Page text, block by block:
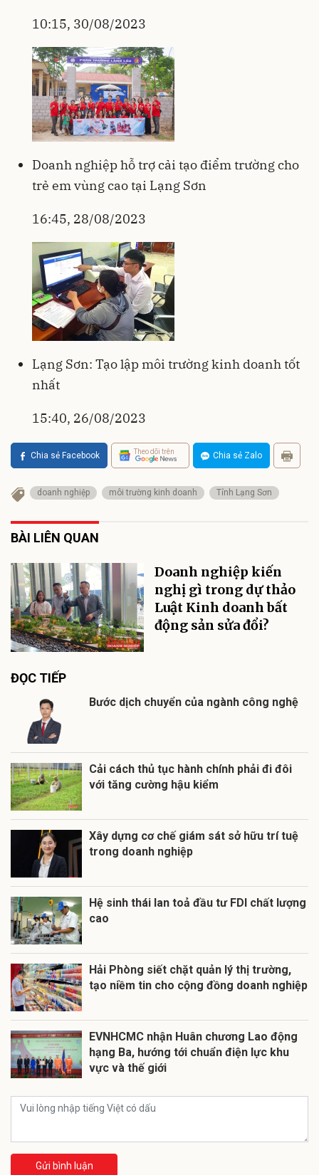
10:15, 30/08/2023
Doanh nghiệp hỗ trợ cải tạo điểm trường cho
trẻ em vùng cao tại Lạng Sơn
16:45, 28/08/2023
Lạng Sơn: Tạo lập môi trường kinh doanh tốt
nhất
15:40, 26/08/2023
Chia sẻ Facebook Theo dõi trên Chia sẻ Zalo
doanh nghiệp môi trường kinh doanh Tỉnh Lạng Sơn
BÀI LIÊN QUAN
Doanh nghiệp kiến
nghị gì trong dự thảo
Luật Kinh doanh bất
động sản sửa đổi?
ĐỌC TIẾP
Bước dịch chuyển của ngành công nghệ
Cải cách thủ tục hành chính phải đi đôi
với tăng cường hậu kiểm
Xây dựng cơ chế giám sát sở hữu trí tuệ
trong doanh nghiệp
Hệ sinh thái lan toả đầu tư FDI chất lượng
cao
Hải Phòng siết chặt quản lý thị trường,
tạo niềm tin cho cộng đồng doanh nghiệp
EVNHCMC nhận Huân chương Lao động
hạng Ba, hướng tới chuẩn điện lực khu
vực và thế giới
Gửi bình luận